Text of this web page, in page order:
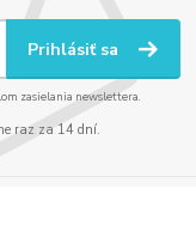
Prihlásiť sa
zasielania newslettera.
raz za 14 dní.